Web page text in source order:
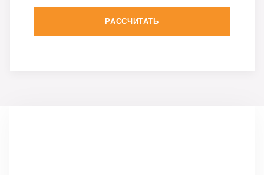
РАССЧИТАТЬ